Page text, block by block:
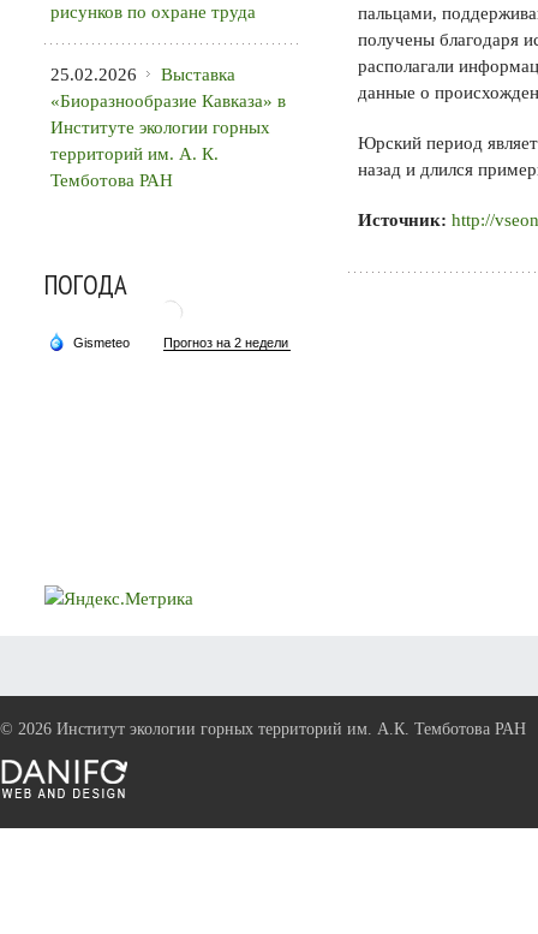
пальцами,
получены благодаря
располагали
данные о
Юрский период
назад и длился
Источник: http://
рисунков по охране труда
25.02.2026
Выставка
«Биоразнообразие Кавказа» в
Институте экологии горных
территорий им. А. К.
Темботова РАН
ПОГОДА
© 2026 Институт экологии горных территорий им. А.К. Темботова РАН